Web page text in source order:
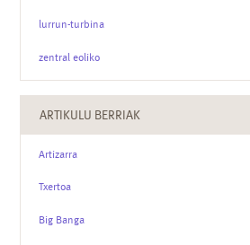
lurrun-turbina
zentral eoliko
ARTIKULU BERRIAK
Artizarra
Txertoa
Big Banga